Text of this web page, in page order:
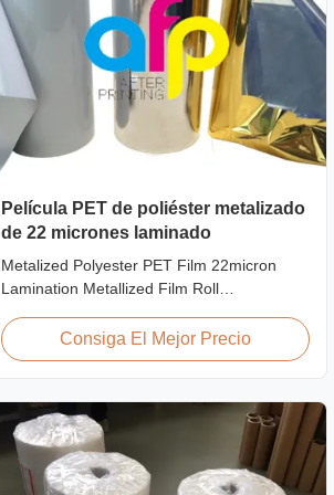
Película PET de poliéster metalizado
de 22 micrones laminado
Metalized Polyester PET Film 22micron
Lamination Metallized Film Roll
Supported Metalized Polyester PET Film for
Thermal Lamination Polyester PET
for various printing types including offset
printing, screen ...
Consiga El Mejor Precio